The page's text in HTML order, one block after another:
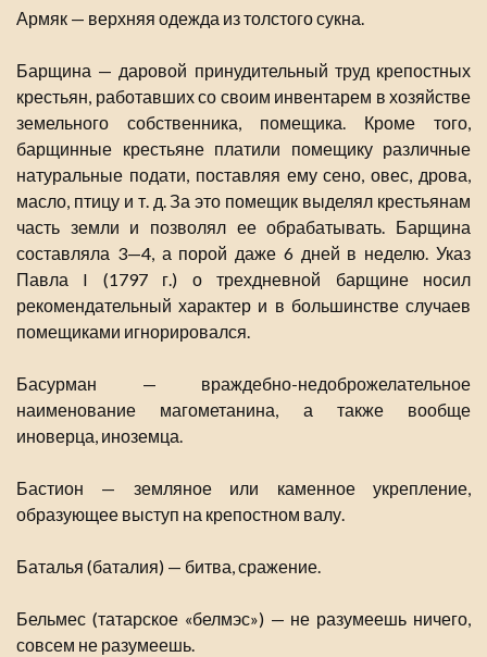
Армяк — верхняя одежда из толстого сукна.
Барщина — даровой принудительный труд крепостных
крестьян, работавших со своим инвентарем в хозяйстве
земельного собственника, помещика. Кроме того,
барщинные крестьяне платили помещику различные
натуральные подати, поставляя ему сено, овес, дрова,
масло, птицу и т. д. За это помещик выделял крестьянам
часть земли и позволял ее обрабатывать. Барщина
составляла 3—4, а порой даже 6 дней в неделю. Указ
Павла I (1797 г.) о трехдневной барщине носил
рекомендательный характер и в большинстве случаев
помещиками игнорировался.
Басурман — враждебно-недоброжелательное
наименование магометанина, а также вообще
иноверца, иноземца.
Бастион — земляное или каменное укрепление,
образующее выступ на крепостном валу.
Баталья (баталия) — битва, сражение.
Бельмес (татарское «белмэс») — не разумеешь ничего,
совсем не разумеешь.